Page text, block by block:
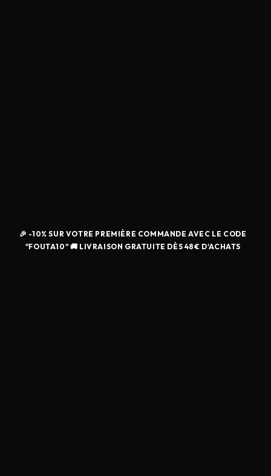
🎉 -10% SUR VOTRE PREMIÈRE COMMANDE AVEC LE CODE
"FOUTA10" 🚚 LIVRAISON GRATUITE DÈS 48€ D'ACHATS